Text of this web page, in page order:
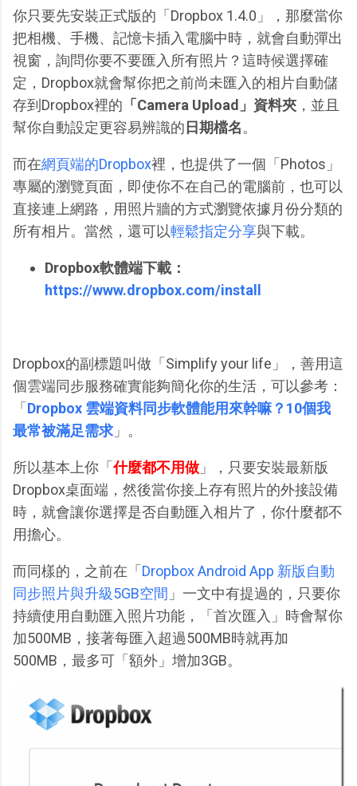
你只要先安裝正式版的「Dropbox 1.4.0」，那麼當你
把相機、手機、記憶卡插入電腦中時，就會自動彈出
視窗，詢問你要不要匯入所有照片？這時候選擇確
定，Dropbox就會幫你把之前尚未匯入的相片自動儲
存到Dropbox裡的 「Camera Upload」資料夾 ，並且
幫你自動設定更容易辨識的日期檔名。
而在網頁端的Dropbox裡，也提供了一個「Photos」
專屬的瀏覽頁面，即使你不在自己的電腦前，也可以
直接連上網路，用照片牆的方式瀏覽依據月份分類的
所有相片。當然，還可以輕鬆指定分享與下載。
Dropbox軟體端下載：
https://www.dropbox.com/install
Dropbox的副標題叫做「Simplify your life」，善用這
個雲端同步服務確實能夠簡化你的生活，可以參考：
「Dropbox 雲端資料同步軟體能用來幹嘛？10個我
最常被滿足需求 」。
所以基本上你「什麼都不用做 」，只要安裝最新版
Dropbox桌面端，然後當你接上存有照片的外接設備
時，就會讓你選擇是否自動匯入相片了，你什麼都不
用擔心。
而同樣的，之前在「Dropbox Android App 新版自動
同步照片與升級5GB空間 」一文中有提過的，只要你
持續使用自動匯入照片功能，「首次匯入」時會幫你
加500MB，接著每匯入超過500MB時就再加
500MB，最多可「額外」增加3GB。